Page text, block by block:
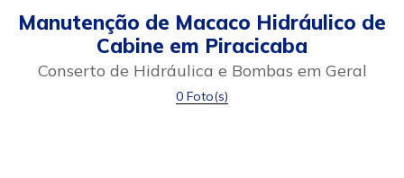
Manutenção de Macaco Hidráulico de
Cabine em Piracicaba
Conserto de Hidráulica e Bombas em Geral
0 Foto(s)